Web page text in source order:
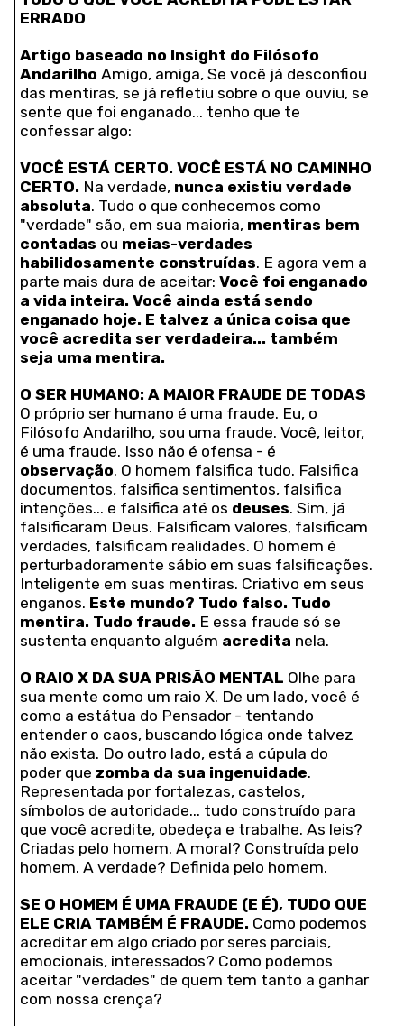
ERRADO
Artigo baseado no Insight do Filósofo
Andarilho Amigo, amiga, Se você já desconfiou
das mentiras, se já refletiu sobre o que ouviu, se
sente que foi enganado... tenho que te
confessar algo:
VOCÊ ESTÁ CERTO. VOCÊ ESTÁ NO CAMINHO
CERTO. Na verdade, nunca existiu verdade
absoluta. Tudo o que conhecemos como
"verdade" são, em sua maioria, mentiras bem
contadas ou meias-verdades
habilidosamente construídas. E agora vem a
parte mais dura de aceitar: Você foi enganado
a vida inteira. Você ainda está sendo
enganado hoje. E talvez a única coisa que
você acredita ser verdadeira... também
seja uma mentira.
O SER HUMANO: A MAIOR FRAUDE DE TODAS
O próprio ser humano é uma fraude. Eu, o
Filósofo Andarilho, sou uma fraude. Você, leitor,
é uma fraude. Isso não é ofensa - é
observação. O homem falsifica tudo. Falsifica
documentos, falsifica sentimentos, falsifica
intenções... e falsifica até os deuses. Sim, já
falsificaram Deus. Falsificam valores, falsificam
verdades, falsificam realidades. O homem é
perturbadoramente sábio em suas falsificações.
Inteligente em suas mentiras. Criativo em seus
enganos. Este mundo? Tudo falso. Tudo
mentira. Tudo fraude. E essa fraude só se
sustenta enquanto alguém acredita nela.
O RAIO X DA SUA PRISÃO MENTAL Olhe para
sua mente como um raio X. De um lado, você é
como a estátua do Pensador - tentando
entender o caos, buscando lógica onde talvez
não exista. Do outro lado, está a cúpula do
poder que zomba da sua ingenuidade.
Representada por fortalezas, castelos,
símbolos de autoridade... tudo construído para
que você acredite, obedeça e trabalhe. As leis?
Criadas pelo homem. A moral? Construída pelo
homem. A verdade? Definida pelo homem.
SE O HOMEM É UMA FRAUDE (E É), TUDO QUE
ELE CRIA TAMBÉM É FRAUDE. Como podemos
acreditar em algo criado por seres parciais,
emocionais, interessados? Como podemos
aceitar "verdades" de quem tem tanto a ganhar
com nossa crença?